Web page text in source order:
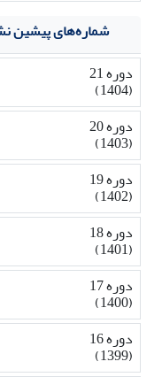
شماره‌های پیشین
دوره 21
(1404)
دوره 20
(1403)
دوره 19
(1402)
دوره 18
(1401)
دوره 17
(1400)
دوره 16
(1399)